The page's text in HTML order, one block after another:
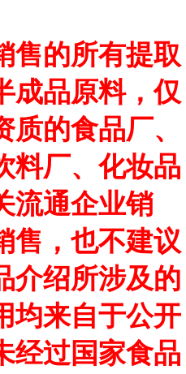
售的所有提取
成品原料，仅
的食品厂、
料厂、化妆品
流通企业销
售，也不建议
介绍所涉及的
均来自于公开
经过国家食品